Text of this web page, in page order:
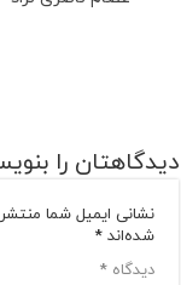
دیدگاهتان را
نشانی ایمیل شما
شده‌اند*
دیدگاه*